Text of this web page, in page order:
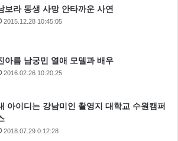
보라 동생 사망 안타까운 사연
2015.12.28 10:45:05
아름 남궁민 열애 모델과 배우
2016.02.26 10:20:25
아이디는 강남미인 촬영지 대학교 수원캠퍼
2018.07.29 0:12:28